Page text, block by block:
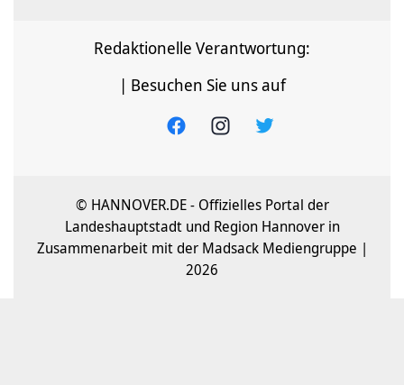
Redaktionelle Verantwortung:
| Besuchen Sie uns auf
© HANNOVER.DE - Offizielles Portal der
Landeshauptstadt und Region Hannover in
Zusammenarbeit mit der Madsack Mediengruppe |
2026